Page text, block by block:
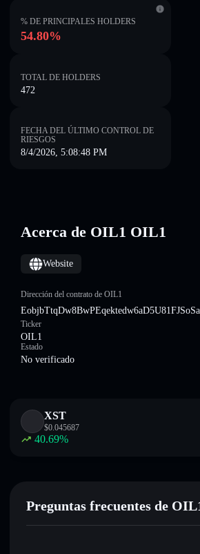
% DE PRINCIPALES HOLDERS
54.80%
TOTAL DE HOLDERS
472
FECHA DEL ÚLTIMO CONTROL DE
RIESGOS
8/4/2026, 5:08:48 PM
Acerca de OIL1 OIL1
Website
Dirección del contrato de OIL1
Ticker
OIL1
Estado
No verificado
XST
$0.045687
40.69%
Preguntas frecuentes de